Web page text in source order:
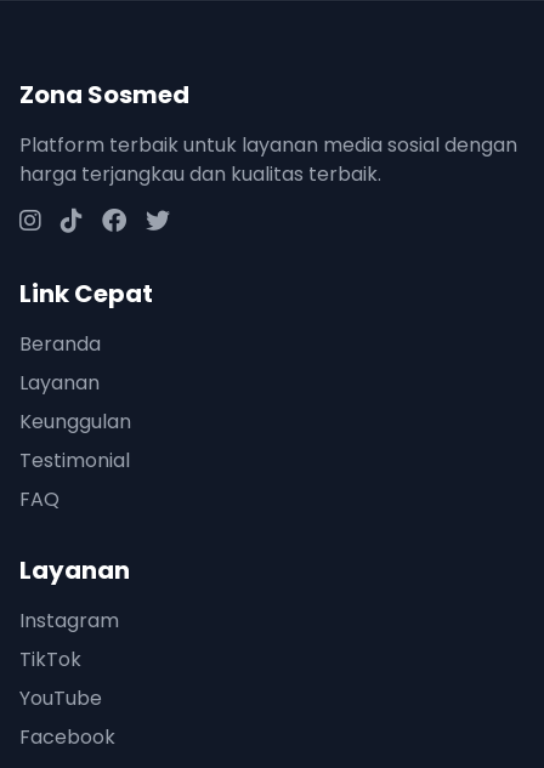
Zona Sosmed
Platform terbaik untuk layanan media sosial dengan
harga terjangkau dan kualitas terbaik.
Link Cepat
Beranda
Layanan
Keunggulan
Testimonial
FAQ
Layanan
Instagram
TikTok
YouTube
Facebook